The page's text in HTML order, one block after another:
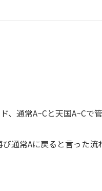
通常A~Cと天国A~Cで管
通常Aに戻ると言った流